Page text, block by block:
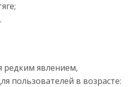
редким явлением,
пользователей в возрасте: